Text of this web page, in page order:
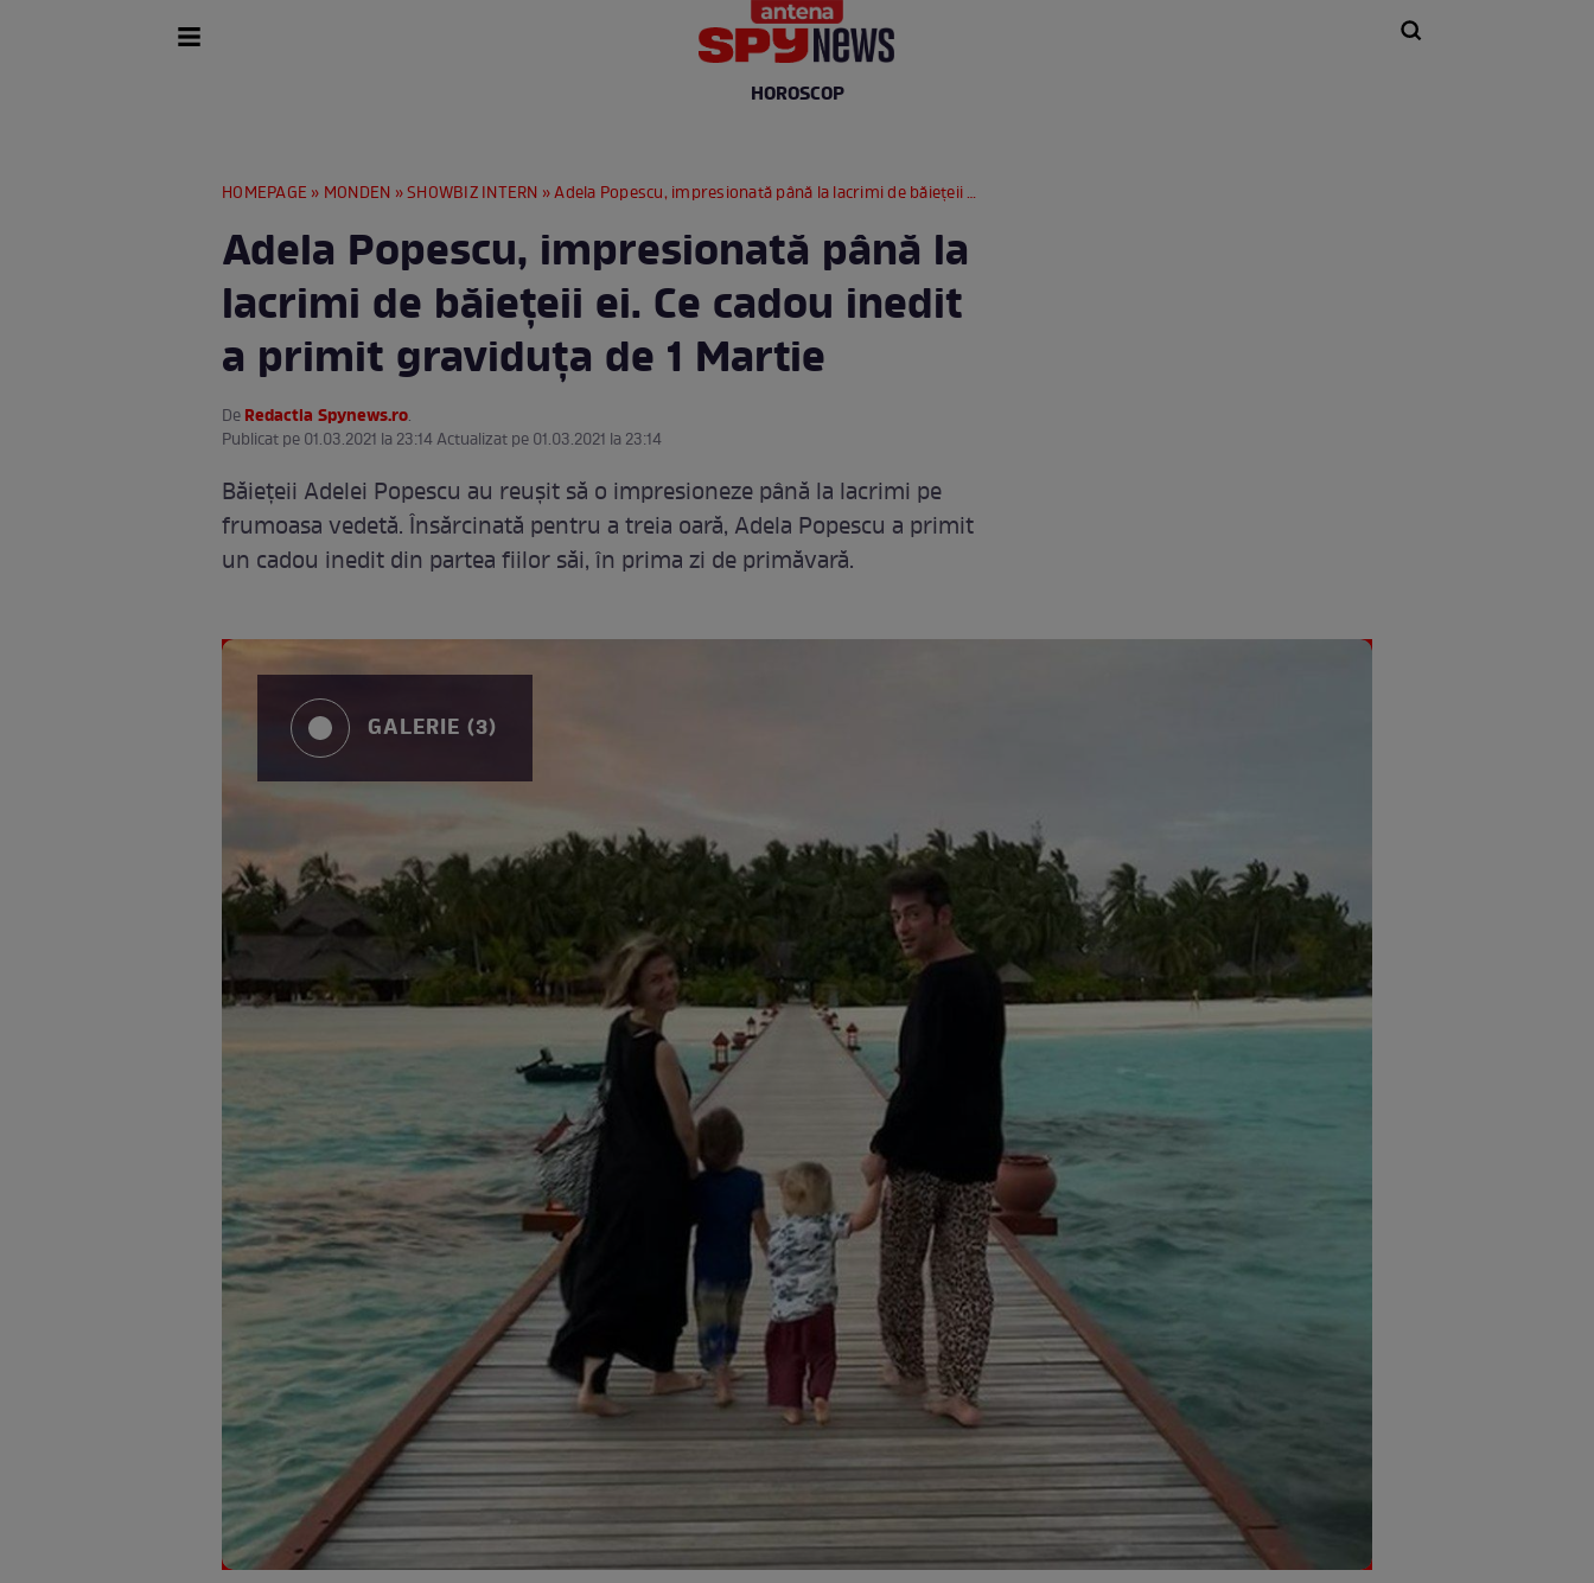
HOROSCOP
HOMEPAGE » MONDEN »SHOWBIZ INTERN » Adela Popescu, impresionată până la lacrimi de băiețeii ei. Ce cadou inedit a primit graviduța de 1 Martie
Adela Popescu, impresionată până la
lacrimi de băiețeii ei. Ce cadou inedit
a primit graviduța de 1 Martie
DeRedactia Spynews.ro.
Publicat pe 01.03.2021 la 23:14 Actualizat pe 01.03.2021 la 23:14
Băiețeii Adelei Popescu au reușit să o impresioneze până la lacrimi pe
frumoasa vedetă. Însărcinată pentru a treia oară, Adela Popescu a primit
un cadou inedit din partea fiilor săi, în prima zi de primăvară.
GALERIE (3)